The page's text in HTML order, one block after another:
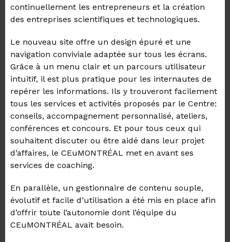
continuellement les entrepreneurs et la création
des entreprises scientifiques et technologiques.
Le nouveau site offre un design épuré et une
navigation conviviale adaptée sur tous les écrans.
Grâce à un menu clair et un parcours utilisateur
intuitif, il est plus pratique pour les internautes de
repérer les informations. Ils y trouveront facilement
tous les services et activités proposés par le Centre:
conseils, accompagnement personnalisé, ateliers,
conférences et concours. Et pour tous ceux qui
souhaitent discuter ou être aidé dans leur projet
d’affaires, le CEuMONTRÉAL met en avant ses
services de coaching.
En parallèle, un gestionnaire de contenu souple,
évolutif et facile d’utilisation a été mis en place afin
d’offrir toute l’autonomie dont l’équipe du
CEuMONTRÉAL avait besoin.